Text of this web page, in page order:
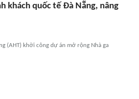
khách quốc tế Đà Nẵng, nâng
(AHT) khởi công dự án mở rộng Nhà ga